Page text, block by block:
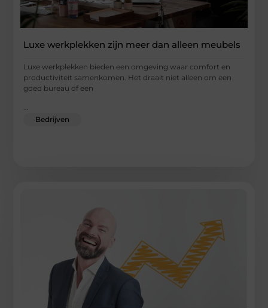
Luxe werkplekken zijn meer dan alleen meubels
Luxe werkplekken bieden een omgeving waar comfort en
productiviteit samenkomen. Het draait niet alleen om een
goed bureau of een
...
Bedrijven